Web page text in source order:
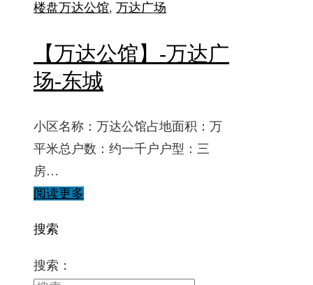
楼盘万达公馆, 万达广场
【万达公馆】-万达广
场-东城
小区名称：万达公馆占地面积：万
平米总户数：约一千户户型：三
房…
阅读更多
搜索
搜索：